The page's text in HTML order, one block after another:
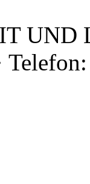
UND